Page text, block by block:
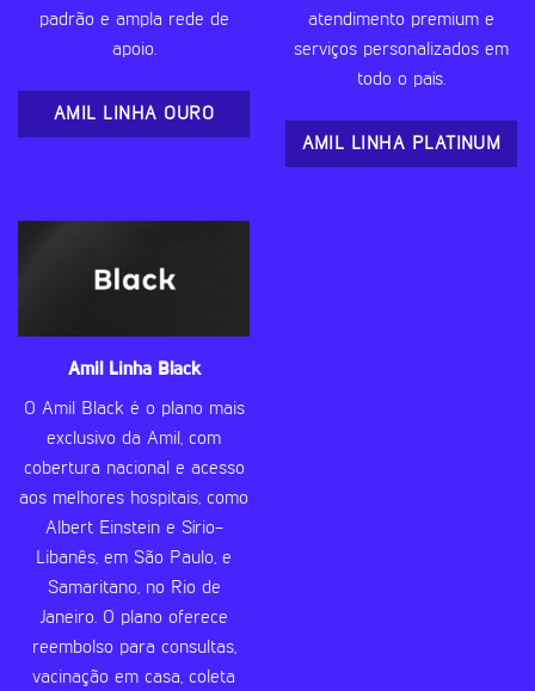
padrão e ampla rede de
apoio.
AMIL LINHA OURO
atendimento premium e
serviços personalizados em
todo o país.
AMIL LINHA PLATINUM
Amil Linha Black
O Amil Black é o plano mais
exclusivo da Amil, com
cobertura nacional e acesso
aos melhores hospitais, como
Albert Einstein e Sírio-
Libanês, em São Paulo, e
Samaritano, no Rio de
Janeiro. O plano oferece
reembolso para consultas,
vacinação em casa, coleta